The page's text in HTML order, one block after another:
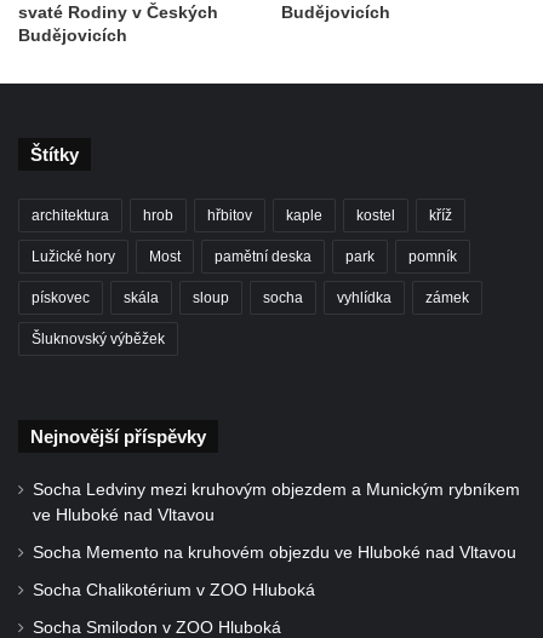
Kostel svatého Jiljí v Ředhošti
Březně
Kaple svatého Antonína Paduánského na
Nemilkově
Kaple svatého Jana Nepomuckého v Lišnici
Hřbitovní kaple v Chotyni
Kaple Čtrnácti svatých pomocníků v
Grabštejně
Hřbitovní kaple v Hrádku nad Nisou
svaté Rodiny v Českých
Budějovicích
Budějovicích
Štítky
architektura hrob hřbitov kaple kostel kříž
Lužické hory Most pamětní deska park pomník
pískovec skála sloup socha vyhlídka zámek
Šluknovský výběžek
Nejnovější příspěvky
Socha Ledviny mezi kruhovým objezdem a Munickým rybníkem
ve Hluboké nad Vltavou
Socha Memento na kruhovém objezdu ve Hluboké nad Vltavou
Socha Chalikotérium v ZOO Hluboká
Socha Smilodon v ZOO Hluboká